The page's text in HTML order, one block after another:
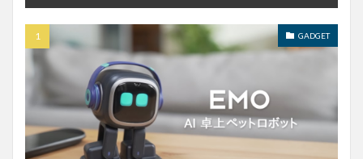
GADGET